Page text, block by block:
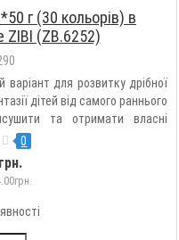
г (30 кольорів) в
ZIBI (ZB.6252)
варіант для розвитку дрібної
дітей від самого раннього
та отримати власні
плівки по 50 г кожен 30
0